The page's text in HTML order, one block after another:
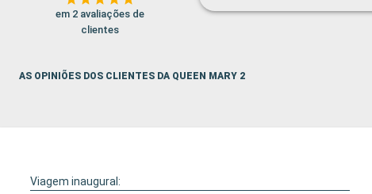
em 2 avaliações de
clientes
AS OPINIÕES DOS CLIENTES DA QUEEN MARY 2
Viagem inaugural: